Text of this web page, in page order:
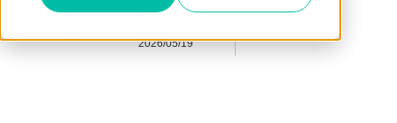
田村
更新日：
2026/05/19